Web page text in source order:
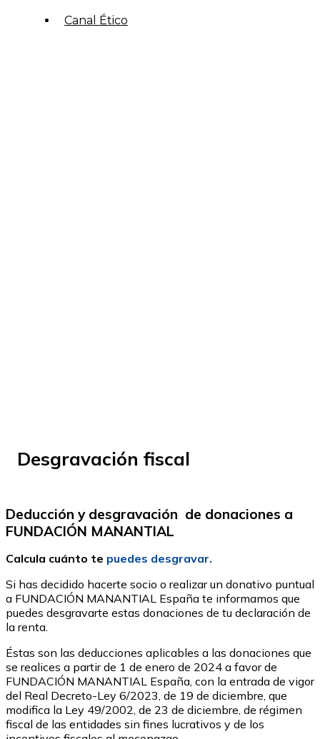
Canal Ético
Desgravación fiscal
Deducción y desgravación de donaciones a
FUNDACIÓN MANANTIAL
Calcula cuánto te puedes desgravar.
Si has decidido hacerte socio o realizar un donativo puntual
a FUNDACIÓN MANANTIAL España te informamos que
puedes desgravarte estas donaciones de tu declaración de
la renta.
Éstas son las deducciones aplicables a las donaciones que
se realices a partir de 1 de enero de 2024 a favor de
FUNDACIÓN MANANTIAL España, con la entrada de vigor
del Real Decreto-Ley 6/2023, de 19 de diciembre, que
modifica la Ley 49/2002, de 23 de diciembre, de régimen
fiscal de las entidades sin fines lucrativos y de los